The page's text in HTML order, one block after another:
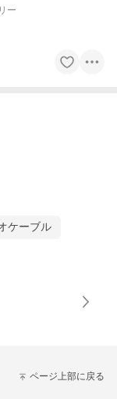
ー
ケーブル
ページ上部に戻る